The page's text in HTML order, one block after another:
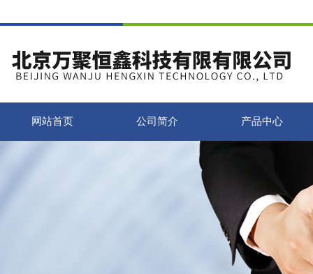
网站首页 公司简介 产品中心